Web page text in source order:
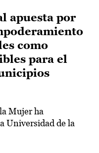
apuesta por
como
para el
Mujer ha
Universidad de la